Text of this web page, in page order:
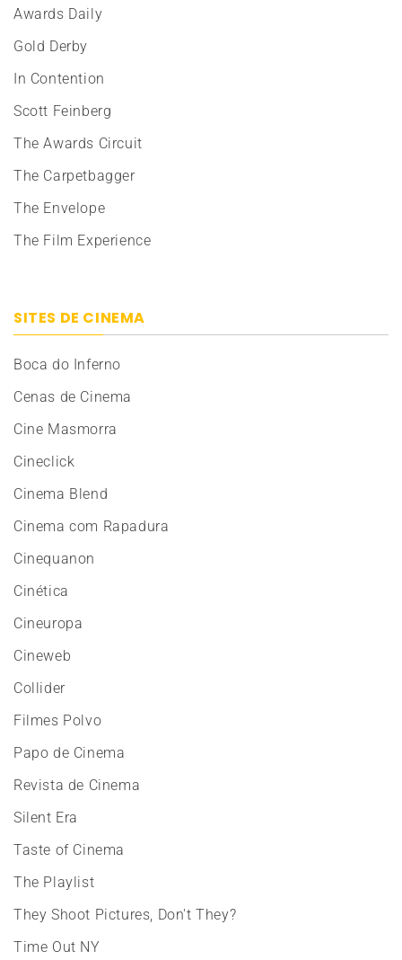
Awards Daily
Gold Derby
In Contention
Scott Feinberg
The Awards Circuit
The Carpetbagger
The Envelope
The Film Experience
SITES DE CINEMA
Boca do Inferno
Cenas de Cinema
Cine Masmorra
Cineclick
Cinema Blend
Cinema com Rapadura
Cinequanon
Cinética
Cineuropa
Cineweb
Collider
Filmes Polvo
Papo de Cinema
Revista de Cinema
Silent Era
Taste of Cinema
The Playlist
They Shoot Pictures, Don't They?
Time Out NY